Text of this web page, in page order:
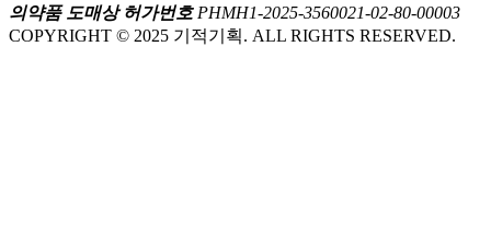
의약품 도매상 허가번호PHMH1-2025-3560021-02-80-00003
COPYRIGHT © 2025 기적기획. ALL RIGHTS RESERVED.